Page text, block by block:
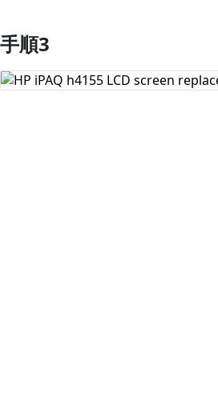
コメントを追加
手順3